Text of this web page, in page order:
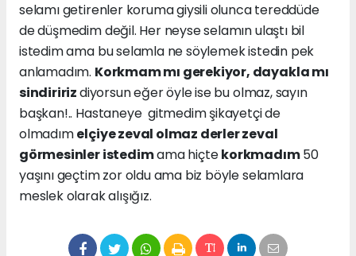
selamı getirenler koruma giysili olunca tereddüde
de düşmedim değil. Her neyse selamın ulaştı bil
istedim ama bu selamla ne söylemek istedin pek
anlamadım. Korkmam mı gerekiyor, dayakla mı
sindiririzdiyorsun eğer öyle ise bu olmaz, sayın
başkan!.. Hastaneye gitmedim şikayetçi de
olmadımelçiye zeval olmaz derler zeval
görmesinler istedimama hiçtekorkmadım50
yaşını geçtim zor oldu ama biz böyle selamlara
meslek olarak alışığız.